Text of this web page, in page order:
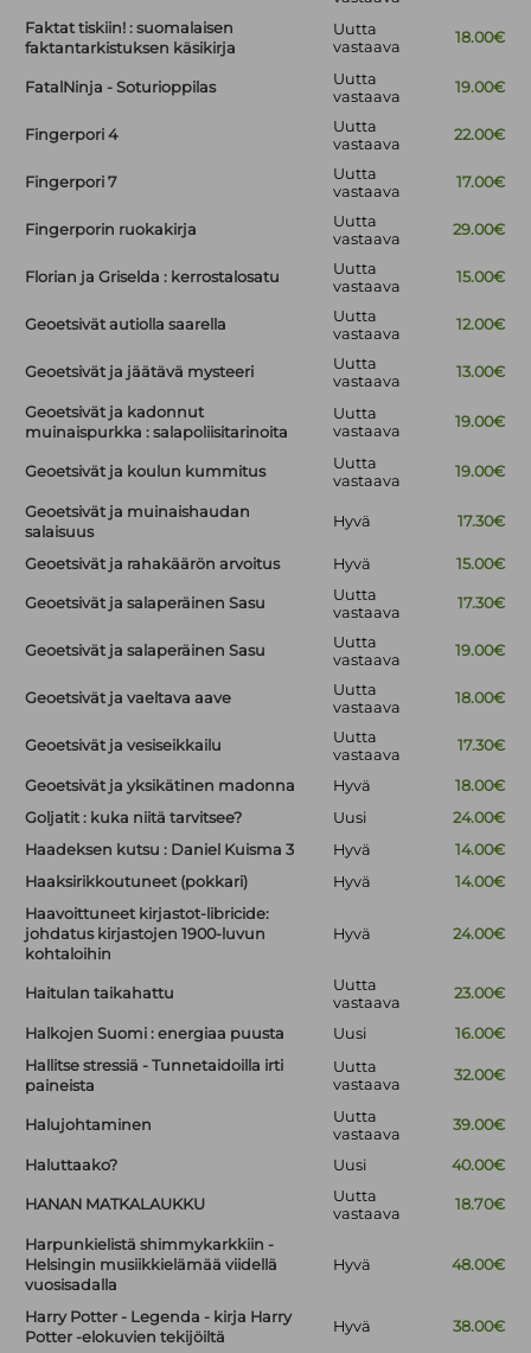
Faktat tiskiin! : suomalaisen
faktantarkistuksen käsikirja
Uutta
vastaava
18.00€
FatalNinja - Soturioppilas
Uutta
vastaava
19.00€
Fingerpori 4
Uutta
vastaava
22.00€
Fingerpori 7
Uutta
vastaava
17.00€
Fingerporin ruokakirja
Uutta
vastaava
29.00€
Florian ja Griselda : kerrostalosatu
Uutta
vastaava
15.00€
Geoetsivät autiolla saarella
Uutta
vastaava
12.00€
Geoetsivät ja jäätävä mysteeri
Uutta
vastaava
13.00€
Geoetsivät ja kadonnut
muinaispurkka : salapoliisitarinoita
Uutta
vastaava
19.00€
Geoetsivät ja koulun kummitus
Uutta
vastaava
19.00€
Geoetsivät ja muinaishaudan
salaisuus
Hyvä 17.30€
Geoetsivät ja rahakäärön arvoitus Hyvä 15.00€
Geoetsivät ja salaperäinen Sasu
Uutta
vastaava
17.30€
Geoetsivät ja salaperäinen Sasu
Uutta
vastaava
19.00€
Geoetsivät ja vaeltava aave
Uutta
vastaava
18.00€
Geoetsivät ja vesiseikkailu
Uutta
vastaava
17.30€
Geoetsivät ja yksikätinen madonna Hyvä
18.00€
Goljatit : kuka niitä tarvitsee?
Uusi
24.00€
Haadeksen kutsu : Daniel Kuisma 3
Hyvä
14.00€
Haaksirikkoutuneet (pokkari)
Hyvä
14.00€
Haavoittuneet kirjastot-libricide:
johdatus kirjastojen 1900-luvun
kohtaloihin
Hyvä 24.00€
Haitulan taikahattu
Uutta
vastaava
23.00€
Halkojen Suomi : energiaa puusta Uusi
16.00€
Hallitse stressiä - Tunnetaidoilla irti
paineista
Uutta
vastaava
32.00€
Halujohtaminen
Uutta
vastaava
39.00€
Haluttaako? Uusi 40.00€
HANAN MATKALAUKKU
Uutta
vastaava
18.70€
Harpunkielistä shimmykarkkiin -
Helsingin musiikkielämää viidellä
vuosisadalla
Hyvä 48.00€
Harry Potter - Legenda - kirja Harry
Potter -elokuvien tekijöiltä
Hyvä 38.00€